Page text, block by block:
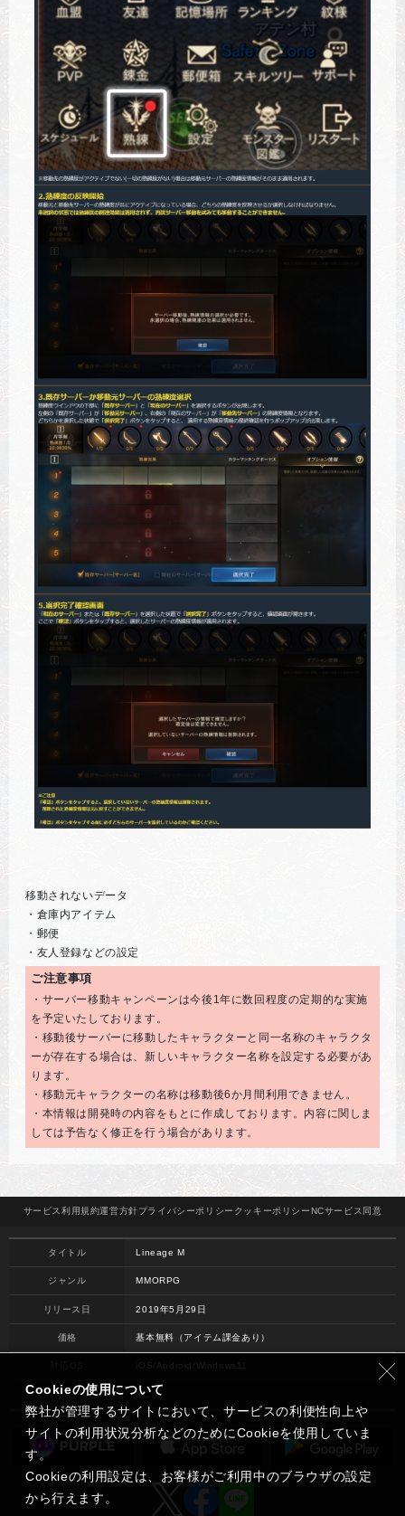
移動されないデータ
・倉庫内アイテム
・郵便
・友人登録などの設定
ご注意事項
・サーバー移動キャンペーンは今後1年に数回程度の定期的な実施
を予定いたしております。
・移動後サーバーに移動したキャラクターと同一名称のキャラクタ
ーが存在する場合は、新しいキャラクター名称を設定する必要があ
ります。
・移動元キャラクターの名称は移動後6か月間利用できません。
・本情報は開発時の内容をもとに作成しております。内容に関しま
しては予告なく修正を行う場合があります。
サービス利用規約運営方針プライバシーポリシー クッキーポリシーNCサービス 同意
タイトル Lineage M
ジャンル MMORPG
リリース日 2019年5月29日
価格 基本無料（アイテム課金あり）
開発 NC
Cookieの使用について
弊社が管理するサイトにおいて、サービスの利便性向上や
サイトの利用状況分析などのためにCookieを使用していま
す。
Cookieの利用設定は、お客様がご利用中のブラウザの設定
から行えます。